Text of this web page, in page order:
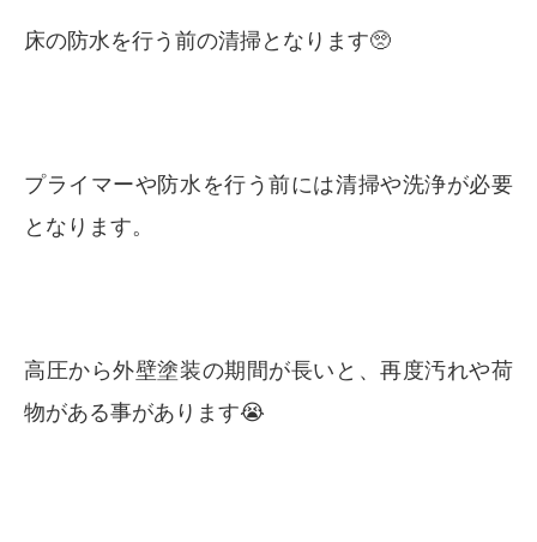
床の防水を行う前の清掃となります🥺
プライマーや防水を行う前には清掃や洗浄が必要
となります。
高圧から外壁塗装の期間が長いと、再度汚れや荷
物がある事があります😭